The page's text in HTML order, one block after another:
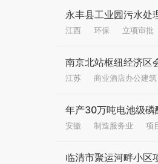
永丰县工业园污水处
江西 环保 立项审批
南京北站枢纽经济区
江苏 商业酒店办公建筑
年产30万吨电池级磷
安徽 制造服务业 项
临清市聚运河畔小区